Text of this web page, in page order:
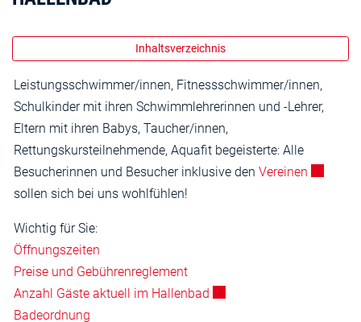
Inhaltsverzeichnis
Leistungsschwimmer/innen, Fitnessschwimmer/innen,
Schulkinder mit ihren Schwimmlehrerinnen und -Lehrer,
Eltern mit ihren Babys, Taucher/innen,
Rettungskursteilnehmende, Aquafit begeisterte: Alle
Besucherinnen und Besucher inklusive den Vereinen
sollen sich bei uns wohlfühlen!
Wichtig für Sie:
Öffnungszeiten
Preise und Gebührenreglement
Anzahl Gäste aktuell im Hallenbad
Badeordnung